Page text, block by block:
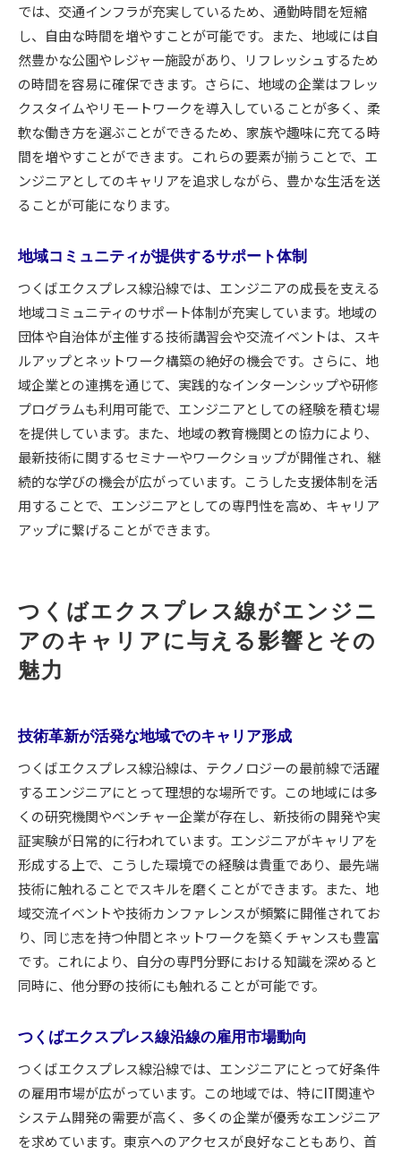
では、交通インフラが充実しているため、通勤時間を短縮
し、自由な時間を増やすことが可能です。また、地域には自
然豊かな公園やレジャー施設があり、リフレッシュするため
の時間を容易に確保できます。さらに、地域の企業はフレッ
クスタイムやリモートワークを導入していることが多く、柔
軟な働き方を選ぶことができるため、家族や趣味に充てる時
間を増やすことができます。これらの要素が揃うことで、エ
ンジニアとしてのキャリアを追求しながら、豊かな生活を送
ることが可能になります。
地域コミュニティが提供するサポート体制
つくばエクスプレス線沿線では、エンジニアの成長を支える
地域コミュニティのサポート体制が充実しています。地域の
団体や自治体が主催する技術講習会や交流イベントは、スキ
ルアップとネットワーク構築の絶好の機会です。さらに、地
域企業との連携を通じて、実践的なインターンシップや研修
プログラムも利用可能で、エンジニアとしての経験を積む場
を提供しています。また、地域の教育機関との協力により、
最新技術に関するセミナーやワークショップが開催され、継
続的な学びの機会が広がっています。こうした支援体制を活
用することで、エンジニアとしての専門性を高め、キャリア
アップに繋げることができます。
つくばエクスプレス線がエンジニ
アのキャリアに与える影響とその
魅力
技術革新が活発な地域でのキャリア形成
つくばエクスプレス線沿線は、テクノロジーの最前線で活躍
するエンジニアにとって理想的な場所です。この地域には多
くの研究機関やベンチャー企業が存在し、新技術の開発や実
証実験が日常的に行われています。エンジニアがキャリアを
形成する上で、こうした環境での経験は貴重であり、最先端
技術に触れることでスキルを磨くことができます。また、地
域交流イベントや技術カンファレンスが頻繁に開催されてお
り、同じ志を持つ仲間とネットワークを築くチャンスも豊富
です。これにより、自分の専門分野における知識を深めると
同時に、他分野の技術にも触れることが可能です。
つくばエクスプレス線沿線の雇用市場動向
つくばエクスプレス線沿線では、エンジニアにとって好条件
の雇用市場が広がっています。この地域では、特にIT関連や
システム開発の需要が高く、多くの企業が優秀なエンジニア
を求めています。東京へのアクセスが良好なこともあり、首